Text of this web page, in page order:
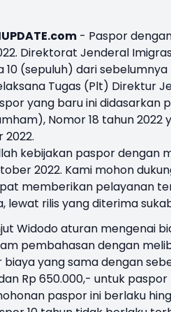
- Paspor
. Direktorat Jenderal
10 (sepuluh) dari sebelumnya
Tugas (Plt) Direktur
yang baru ini didasarkan
Nomor 18 tahun 2022
kebijakan paspor dengan
2022. Kami mohon
memberikan pelayanan
lewat rilis yang diterima
Widodo aturan mengenai
pembahasan dengan
yang sama dengan
Rp 650.000,- untuk
paspor ini berlaku